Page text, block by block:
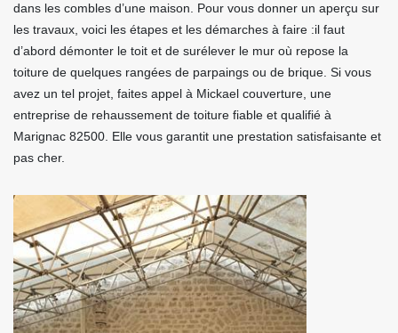
dans les combles d’une maison. Pour vous donner un aperçu sur
les travaux, voici les étapes et les démarches à faire :il faut
d’abord démonter le toit et de surélever le mur où repose la
toiture de quelques rangées de parpaings ou de brique. Si vous
avez un tel projet, faites appel à Mickael couverture, une
entreprise de rehaussement de toiture fiable et qualifié à
Marignac 82500. Elle vous garantit une prestation satisfaisante et
pas cher.